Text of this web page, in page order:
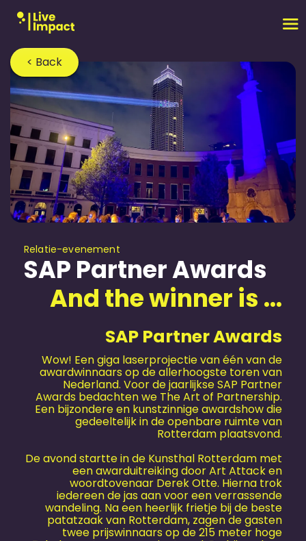
< Back
Relatie-evenement
SAP Partner Awards
And the winner is ...
SAP Partner Awards
Wow! Een giga laserprojectie van één van de
awardwinnaars op de allerhoogste toren van
Nederland. Voor de jaarlijkse SAP Partner
Awards bedachten we The Art of Partnership.
Een bijzondere en kunstzinnige awardshow die
gedeeltelijk in de openbare ruimte van
Rotterdam plaatsvond.
De avond startte in de Kunsthal Rotterdam met
een awarduitreiking door Art Attack en
woordtovenaar Derek Otte. Hierna trok
iedereen de jas aan voor een verrassende
wandeling. Na een heerlijk frietje bij de beste
patatzaak van Rotterdam, zagen de gasten
twee prijswinnaars op de 215 meter hoge